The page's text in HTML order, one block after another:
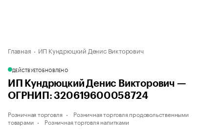
Главная ИП Кундрюцкий Денис Викторович
ДЕЙСТВУЕТОБНОВЛЕНО
ИП Кундрюцкий Денис Викторович —
ОГРНИП: 320619600058724
Розничная торговля
Розничная торговля продовольственными
товарами
Розничная торговля напитками